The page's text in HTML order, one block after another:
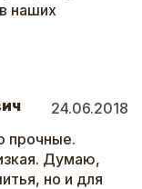
наших
24.06.2018
прочные.
Думаю,
но и для